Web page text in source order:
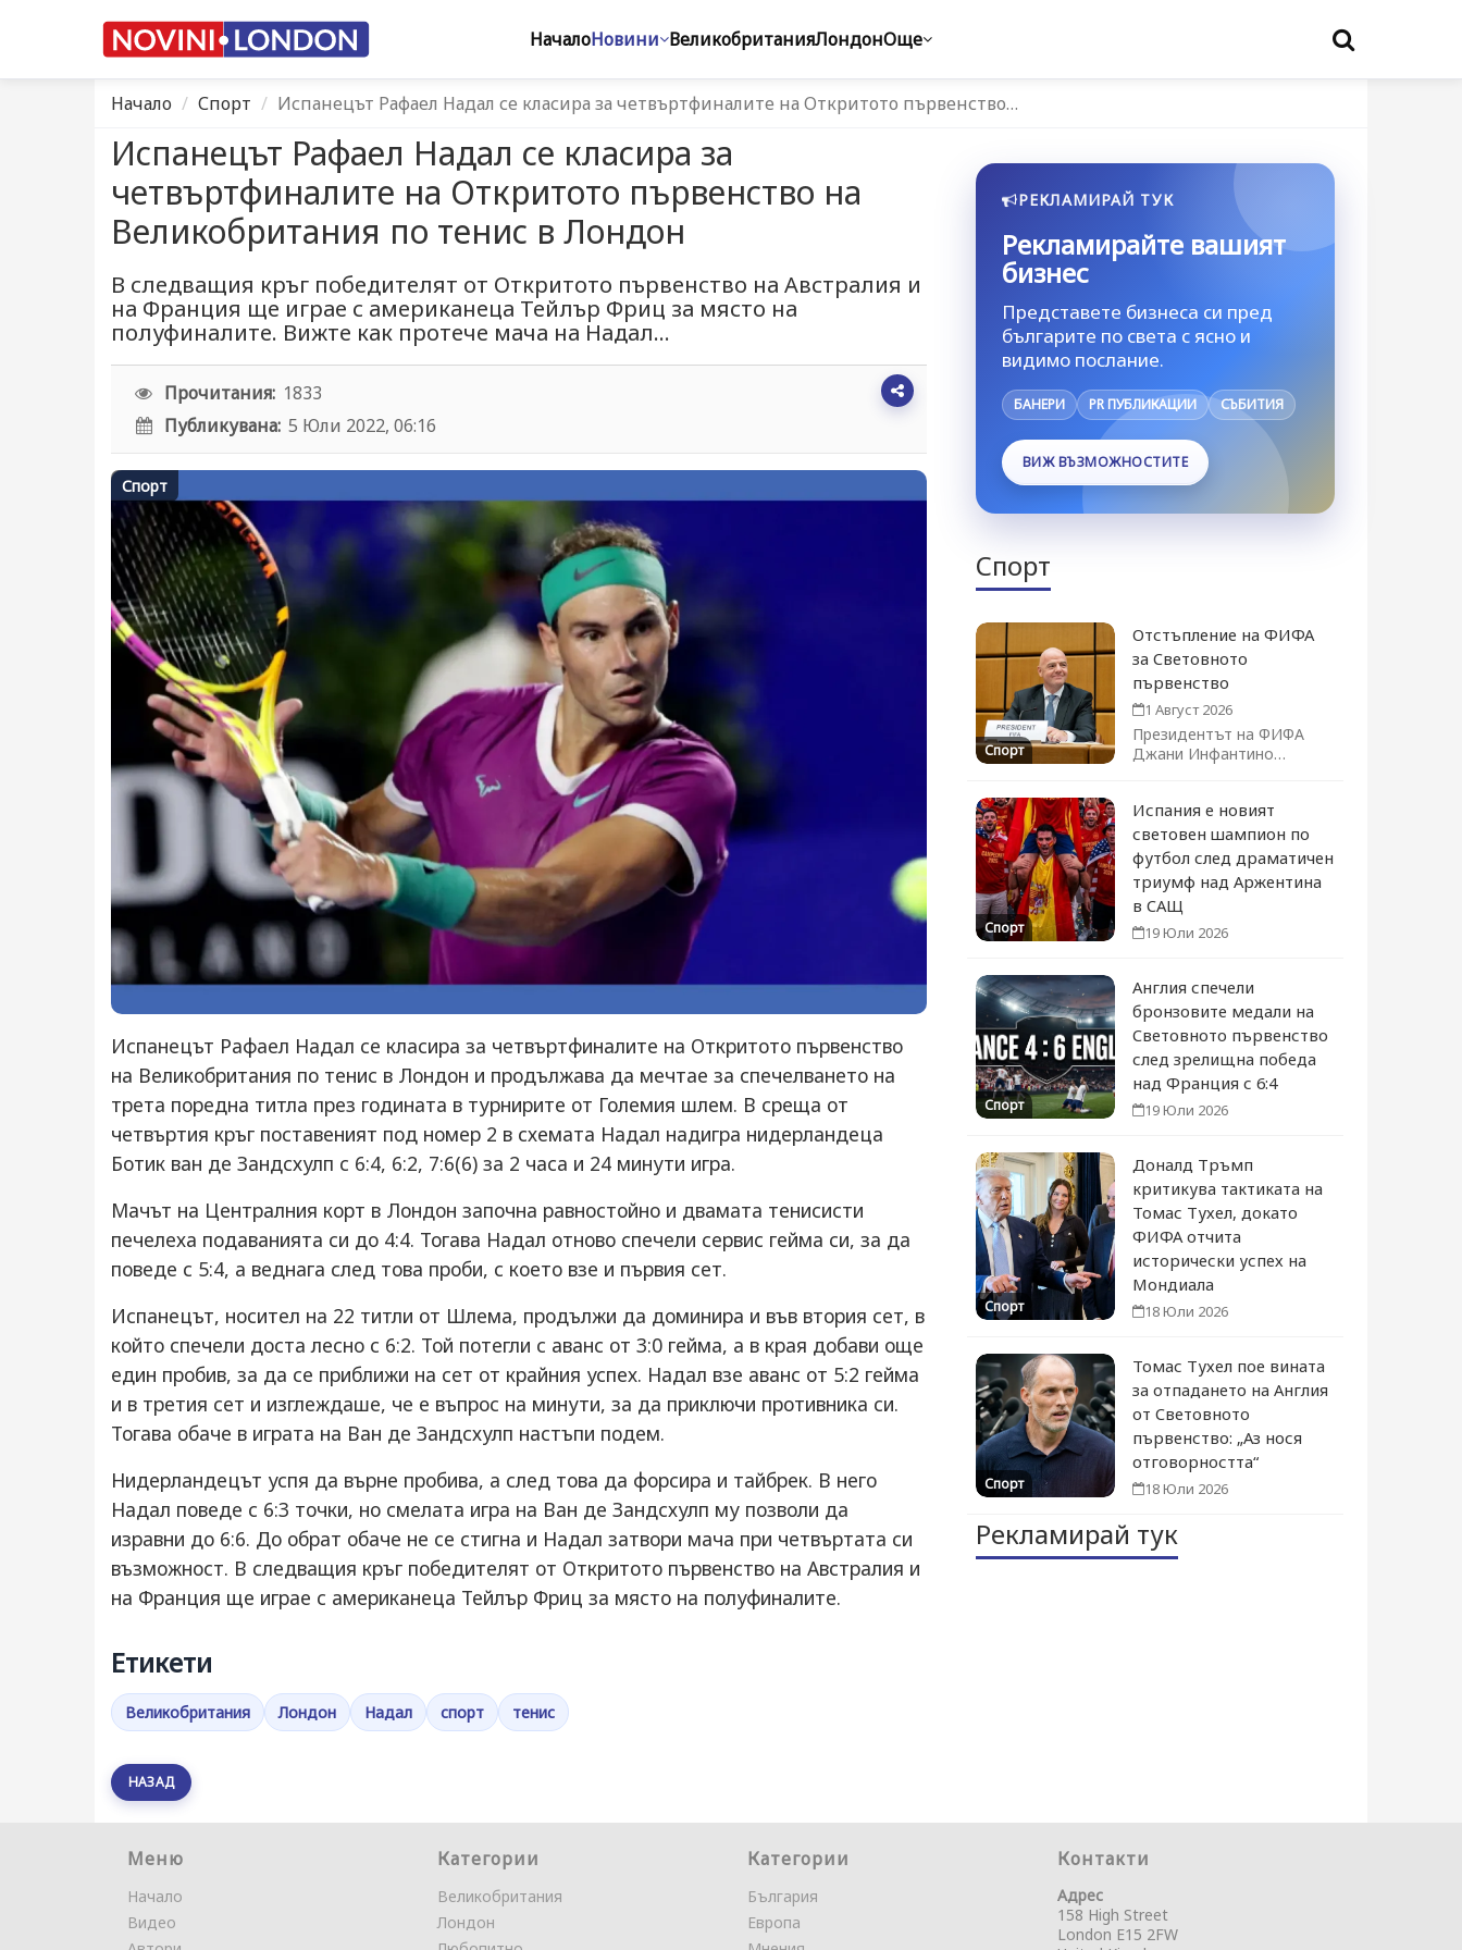
НачалоНовини ВеликобританияЛондонОще
Начало Спорт Испанецът Рафаел Надал се класира за четвъртфиналите на Откритото първенство…
Испанецът Рафаел Надал се класира за
четвъртфиналите на Откритото първенство на
Великобритания по тенис в Лондон
В следващия кръг победителят от Откритото първенство на Австралия и
на Франция ще играе с американеца Тейлър Фриц за място на
полуфиналите. Вижте как протече мача на Надал...
Прочитания: 1833
Публикувана: 5 Юли 2022, 06:16
Спорт
Испанецът Рафаел Надал се класира за четвъртфиналите на Откритото първенство
на Великобритания по тенис в Лондон и продължава да мечтае за спечелването на
трета поредна титла през годината в турнирите от Големия шлем. В среща от
четвъртия кръг поставеният под номер 2 в схемата Надал надигра нидерландеца
Ботик ван де Зандсхулп с 6:4, 6:2, 7:6(6) за 2 часа и 24 минути игра.
Мачът на Централния корт в Лондон започна равностойно и двамата тенисисти
печелеха подаванията си до 4:4. Тогава Надал отново спечели сервис гейма си, за да
поведе с 5:4, а веднага след това проби, с което взе и първия сет.
Испанецът, носител на 22 титли от Шлема, продължи да доминира и във втория сет, в
който спечели доста лесно с 6:2. Той потегли с аванс от 3:0 гейма, а в края добави още
един пробив, за да се приближи на сет от крайния успех. Надал взе аванс от 5:2 гейма
и в третия сет и изглеждаше, че е въпрос на минути, за да приключи противника си.
Тогава обаче в играта на Ван де Зандсхулп настъпи подем.
Нидерландецът успя да върне пробива, а след това да форсира и тайбрек. В него
Надал поведе с 6:3 точки, но смелата игра на Ван де Зандсхулп му позволи да
изравни до 6:6. До обрат обаче не се стигна и Надал затвори мача при четвъртата си
възможност. В следващия кръг победителят от Откритото първенство на Австралия и
на Франция ще играе с американеца Тейлър Фриц за място на полуфиналите.
Етикети
Великобритания Лондон Надал спорт тенис
НАЗАД
РЕКЛАМИРАЙ ТУК
Рекламирайте вашият
бизнес
Представете бизнеса си пред
българите по света с ясно и
видимо послание.
БАНЕРИ PR ПУБЛИКАЦИИ СЪБИТИЯ
ВИЖ ВЪЗМОЖНОСТИТЕ
Спорт
Спорт
Отстъпление на ФИФА
за Световното
първенство
1 Август 2026
Президентът на ФИФА
Джани Инфантино
Спорт
Испания е новият
световен шампион по
футбол след драматичен
триумф над Аржентина
в САЩ
19 Юли 2026
Спорт
Англия спечели
бронзовите медали на
Световното първенство
след зрелищна победа
над Франция с 6:4
19 Юли 2026
Спорт
Доналд Тръмп
критикува тактиката на
Томас Тухел, докато
ФИФА отчита
исторически успех на
Мондиала
18 Юли 2026
Спорт
Томас Тухел пое вината
за отпадането на Англия
от Световното
първенство: „Аз нося
отговорността“
18 Юли 2026
Рекламирай тук
Меню
Начало
Видео
Категории
Великобритания
Лондон
Категории
България
Европа
Контакти
Адрес
158 High Street
London E15 2FW